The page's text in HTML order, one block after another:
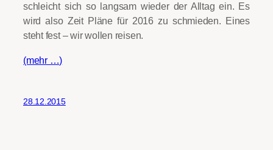
schleicht sich so langsam wieder der Alltag ein. Es
wird also Zeit Pläne für 2016 zu schmieden. Eines
steht fest – wir wollen reisen.
(mehr …)
28.12.2015